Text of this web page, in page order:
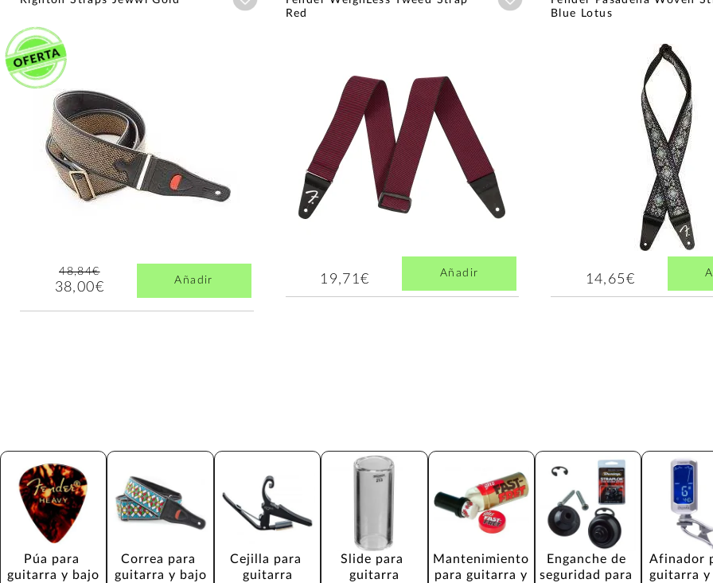
48,84€
38,00€ Añadir
Red
19,71€ Añadir
Blue Lotus
14,65€
Púa para
guitarra y bajo
Correa para
guitarra y bajo
Cejilla para
guitarra
Slide para
guitarra
Mantenimiento
para guitarra y
Enganche de
seguridad para
Afinador
guitarra y